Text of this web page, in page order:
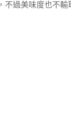
不過美味度也不